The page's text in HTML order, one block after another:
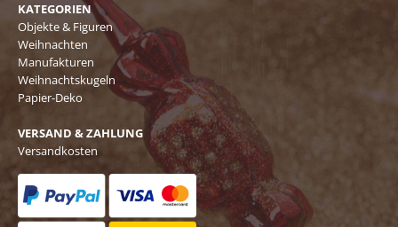
KATEGORIEN
Objekte & Figuren
Weihnachten
Manufakturen
Weihnachtskugeln
Papier-Deko
VERSAND & ZAHLUNG
Versandkosten